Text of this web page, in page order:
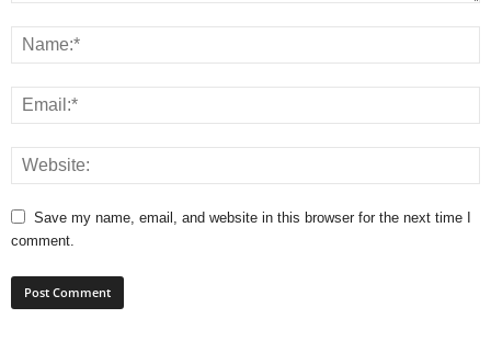
Save my name, email, and website in this browser for the next time I
comment.